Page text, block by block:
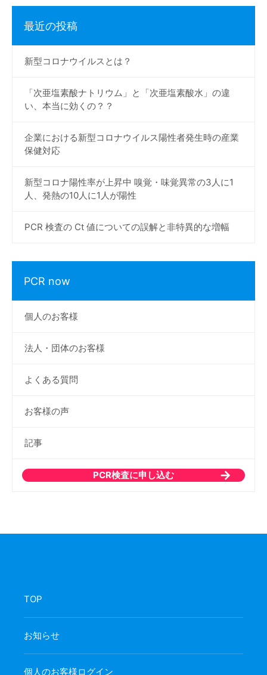
最近の投稿
新型コロナウイルスとは？
「次亜塩素酸ナトリウム」と「次亜塩素酸水」の違
い、本当に効くの？？
企業における新型コロナウイルス陽性者発生時の産業
保健対応
新型コロナ陽性率が上昇中 嗅覚・味覚異常の3人に1
人、発熱の10人に1人が陽性
PCR 検査の Ct 値についての誤解と非特異的な増幅
PCR now
個人のお客様
法人・団体のお客様
よくある質問
お客様の声
記事
PCR検査に申し込む
TOP
お知らせ
個人のお客様ログイン